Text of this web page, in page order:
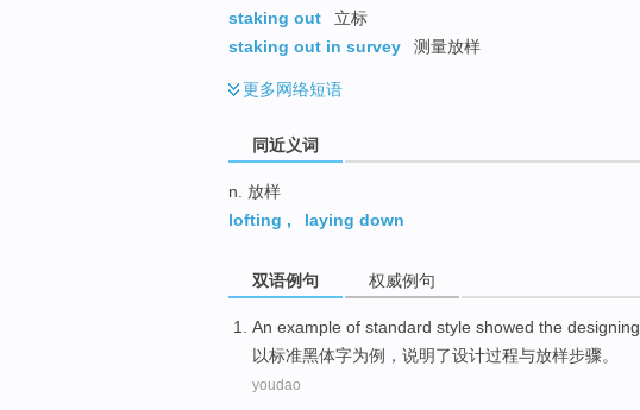
staking out
立标
staking out in survey
测量放样
更多网络短语
同近义词
n. 放样
lofting , laying down
双语例句 权威例句
An example of standard style showed the designing
以标准黑体字为例， 说明了设计过程与放样步骤。
youdao